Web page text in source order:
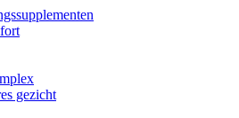
gezicht